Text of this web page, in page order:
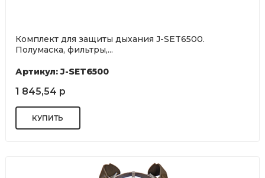
Комплект для защиты дыхания J-SET6500.
Полумаска, фильтры,...
Артикул: J-SET6500
1 845,54 р